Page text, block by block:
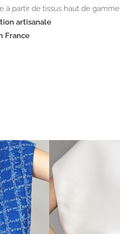
à partir de tissus haut de gamme
artisanale
France